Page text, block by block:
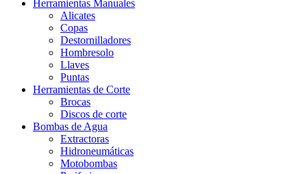
Herramientas Manuales
Alicates
Copas
Destornilladores
Hombresolo
Llaves
Puntas
Herramientas de Corte
Brocas
Discos de corte
Bombas de Agua
Extractoras
Hidroneumáticas
Motobombas